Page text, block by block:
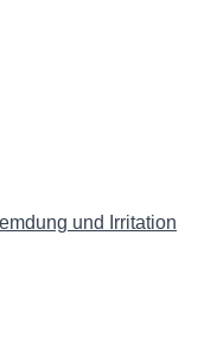
und Irritation